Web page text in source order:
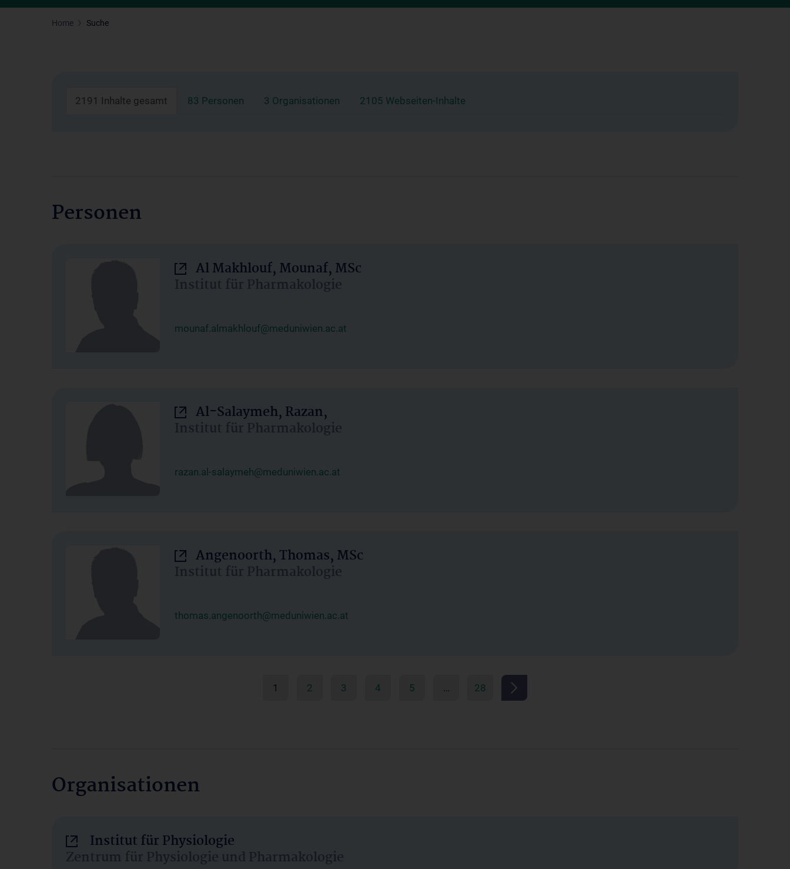
Home Suche
2191 Inhalte gesamt 83 Personen 3 Organisationen 2105 Webseiten-Inhalte
Personen
Al Makhlouf, Mounaf, MSc
Institut für Pharmakologie
mounaf.almakhlouf@meduniwien.ac.at
Al-Salaymeh, Razan,
Institut für Pharmakologie
razan.al-salaymeh@meduniwien.ac.at
Angenoorth, Thomas, MSc
Institut für Pharmakologie
thomas.angenoorth@meduniwien.ac.at
1 2 3 4 5 … 28
Organisationen
Institut für Physiologie
Zentrum für Physiologie und Pharmakologie